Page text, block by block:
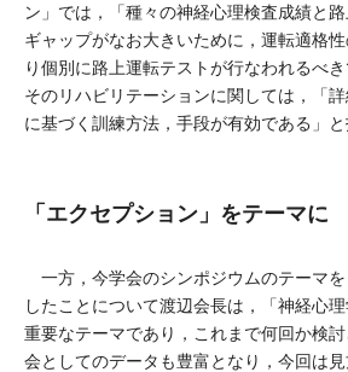
ン」では，「種々の神経心理検査成績と
ギャップがなお大きいために，運転適格
り個別に路上運転テストが行なわれるべ
そのリハビリテーションに関しては，「
に基づく訓練方法，手段が有効である」と
「エクセプション」をテーマに
一方，今学会のシンポジウムのテーマを
したことについて渡辺会長は，「神経心
重要なテーマであり，これまで何回か検
会としてのデータも豊富となり，今回は